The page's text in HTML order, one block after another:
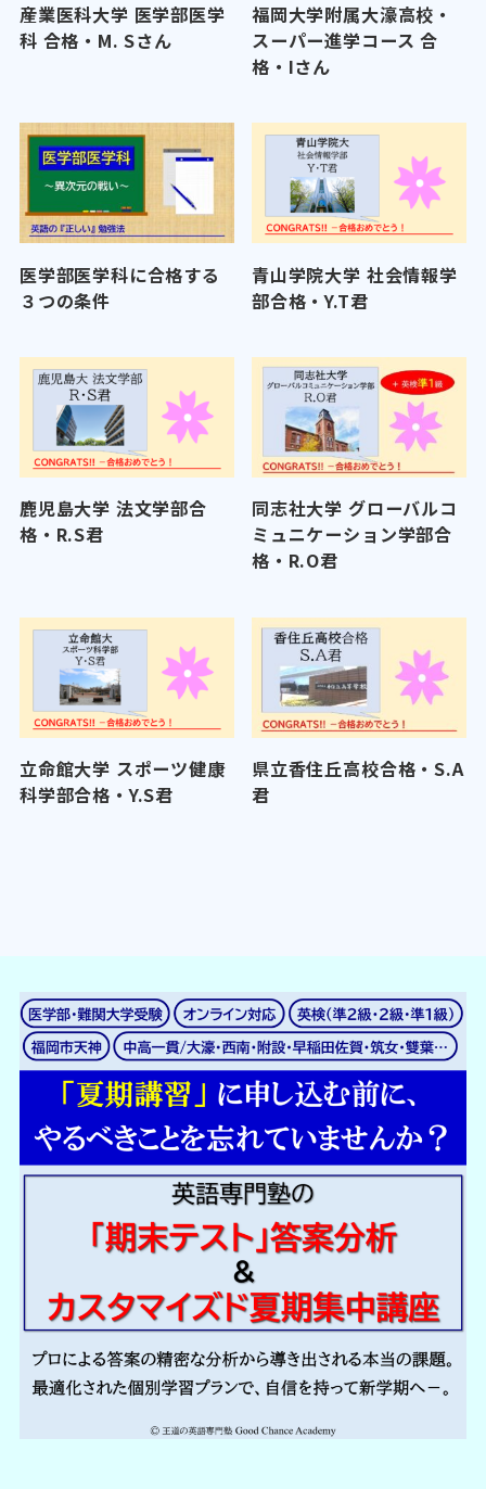
産業医科大学 医学部医学
科 合格・M. Sさん
福岡大学附属大濠高校・
スーパー進学コース 合
格・Iさん
医学部医学科に合格する
３つの条件
青山学院大学 社会情報学
部合格・Y.T君
鹿児島大学 法文学部合
格・R.S君
同志社大学 グローバルコ
ミュニケーション学部合
格・R.O君
立命館大学 スポーツ健康
科学部合格・Y.S君
県立香住丘高校合格・S.A
君